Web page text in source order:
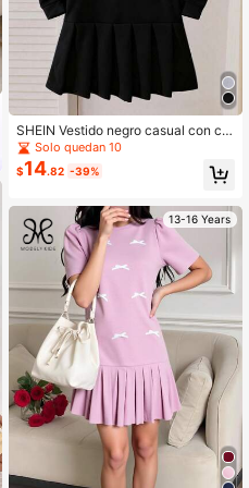
SHEIN Vestido negro casual con ca
pucha, gráfico de letras y plisado p
ara adolescentes, con forro térmico
Solo quedan 10
$14.82 -39%
13-16 Years